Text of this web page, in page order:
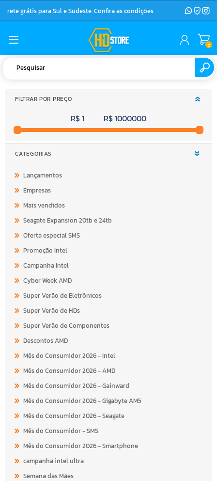
Frete grátis para Sul e Sudeste. Confira as condições
0
FILTRAR POR PREÇO
R$ 1 R$ 1000000
CATEGORIAS
Lançamentos
Empresas
Mais vendidos
Seagate Expansion 20tb e 24tb
Oferta especial SMS
Promoção Intel
Campanha Intel
Cyber Week AMD
Super Verão de Eletrônicos
Super Verão de HDs
Super Verão de Componentes
Descontos AMD
Mês do Consumidor 2026 - Intel
Mês do Consumidor 2026 - AMD
Mês do Consumidor 2026 - Gainward
Mês do Consumidor 2026 - Gigabyte AM5
Mês do Consumidor 2026 - Seagate
Mês do Consumidor - SMS
Mês do Consumidor 2026 - Smartphone
campanha intel ultra
Semana das Mães